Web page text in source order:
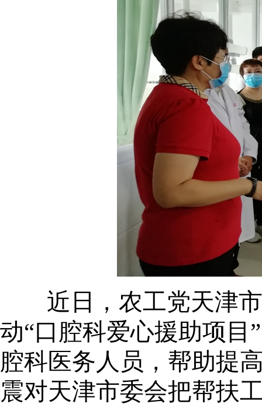
近日，农工党天津
动“口腔科爱心援助项
腔科医务人员，帮助提
震对天津市委会把帮扶